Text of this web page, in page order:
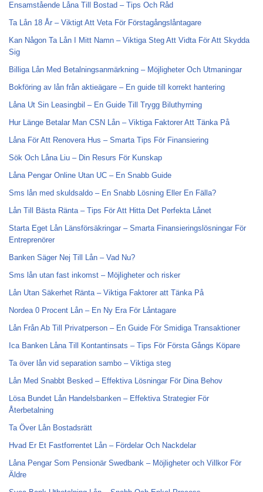
Ensamstående Låna Till Bostad – Tips Och Råd
Ta Lån 18 År – Viktigt Att Veta För Förstagångslåntagare
Kan Någon Ta Lån I Mitt Namn – Viktiga Steg Att Vidta För Att Skydda
Sig
Billiga Lån Med Betalningsanmärkning – Möjligheter Och Utmaningar
Bokföring av lån från aktieägare – En guide till korrekt hantering
Låna Ut Sin Leasingbil – En Guide Till Trygg Biluthyrning
Hur Länge Betalar Man CSN Lån – Viktiga Faktorer Att Tänka På
Låna För Att Renovera Hus – Smarta Tips För Finansiering
Sök Och Låna Liu – Din Resurs För Kunskap
Låna Pengar Online Utan UC – En Snabb Guide
Sms lån med skuldsaldo – En Snabb Lösning Eller En Fälla?
Lån Till Bästa Ränta – Tips För Att Hitta Det Perfekta Lånet
Starta Eget Lån Länsförsäkringar – Smarta Finansieringslösningar För
Entreprenörer
Banken Säger Nej Till Lån – Vad Nu?
Sms lån utan fast inkomst – Möjligheter och risker
Lån Utan Säkerhet Ränta – Viktiga Faktorer att Tänka På
Nordea 0 Procent Lån – En Ny Era För Låntagare
Lån Från Ab Till Privatperson – En Guide För Smidiga Transaktioner
Ica Banken Låna Till Kontantinsats – Tips För Första Gångs Köpare
Ta över lån vid separation sambo – Viktiga steg
Lån Med Snabbt Besked – Effektiva Lösningar För Dina Behov
Lösa Bundet Lån Handelsbanken – Effektiva Strategier För
Återbetalning
Ta Över Lån Bostadsrätt
Hvad Er Et Fastforrentet Lån – Fördelar Och Nackdelar
Låna Pengar Som Pensionär Swedbank – Möjligheter och Villkor För
Äldre